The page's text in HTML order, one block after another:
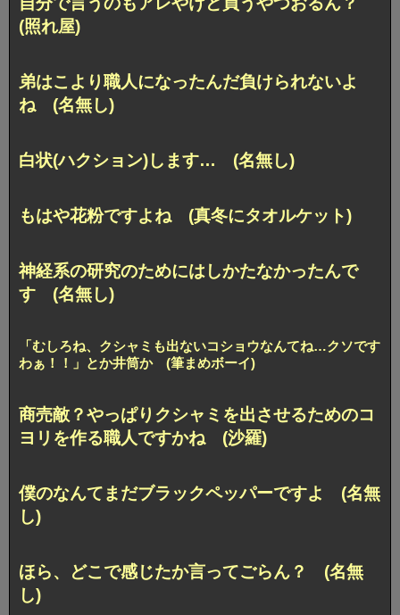
(照れ屋)
弟はこより職人になったんだ負けられないよ
ね (名無し)
白状(ハクション)します… (名無し)
もはや花粉ですよね (真冬にタオルケット)
神経系の研究のためにはしかたなかったんで
す (名無し)
「むしろね、クシャミも出ないコショウなんてね…クソです
わぁ！！」とか井筒か (筆まめボーイ)
商売敵？やっぱりクシャミを出させるためのコ
ヨリを作る職人ですかね (沙羅)
僕のなんてまだブラックペッパーですよ (名無
し)
ほら、どこで感じたか言ってごらん？ (名無
し)